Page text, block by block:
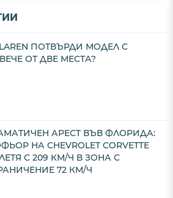
ПОТВЪРДИ МОДЕЛ С
ОТ ДВЕ МЕСТА?
АРЕСТ ВЪВ ФЛОРИДА:
НА CHEVROLET CORVETTE
С 209 КМ/Ч В ЗОНА С
72 КМ/Ч